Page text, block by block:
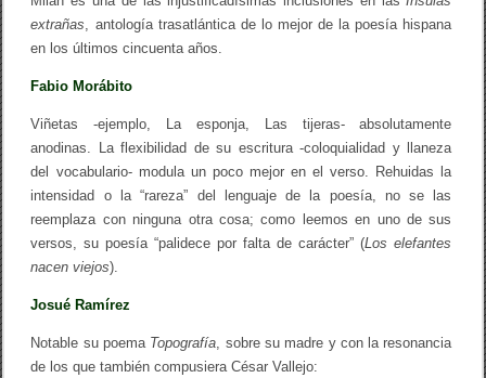
extrañas, antología trasatlántica de lo mejor de la poesía hispana
en los últimos cincuenta años.
Fabio Morábito
Viñetas -ejemplo, La esponja, Las tijeras- absolutamente
anodinas. La flexibilidad de su escritura -coloquialidad y llaneza
del vocabulario- modula un poco mejor en el verso. Rehuidas la
intensidad o la “rareza” del lenguaje de la poesía, no se las
reemplaza con ninguna otra cosa; como leemos en uno de sus
versos, su poesía “palidece por falta de carácter” (Los elefantes
nacen viejos).
Josué Ramírez
Notable su poema Topografía, sobre su madre y con la resonancia
de los que también compusiera César Vallejo: